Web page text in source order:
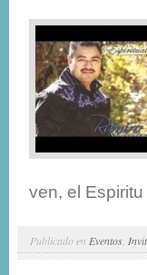
ven, el
Publicado en Eventos